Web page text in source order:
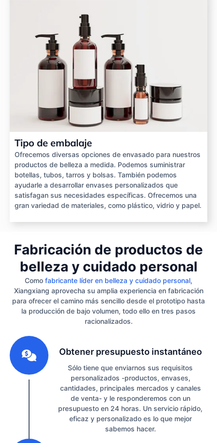
Tipo de embalaje
Ofrecemos diversas opciones de envasado para nuestros
productos de belleza a medida. Podemos suministrar
botellas, tubos, tarros y bolsas. También podemos
ayudarle a desarrollar envases personalizados que
satisfagan sus necesidades específicas. Ofrecemos una
gran variedad de materiales, como plástico, vidrio y papel.
Fabricación de productos de
belleza y cuidado personal
Como fabricante líder en belleza y cuidado personal,
Xiangxiang aprovecha su amplia experiencia en fabricación
para ofrecer el camino más sencillo desde el prototipo hasta
la producción de bajo volumen, todo ello en tres pasos
racionalizados.
Obtener presupuesto instantáneo
Sólo tiene que enviarnos sus requisitos
personalizados -productos, envases,
cantidades, principales mercados y canales
de venta- y le responderemos con un
presupuesto en 24 horas. Un servicio rápido,
eficaz y personalizado es lo que mejor
sabemos hacer.